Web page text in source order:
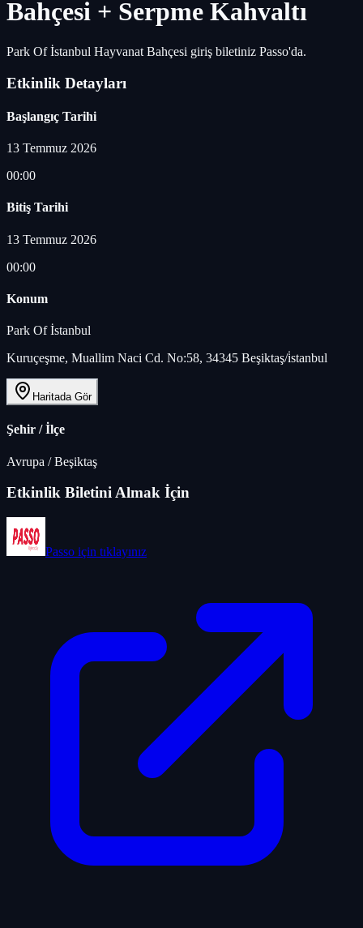
Bahçesi + Serpme Kahvaltı
Park Of İstanbul Hayvanat Bahçesi giriş biletiniz Passo'da.
Etkinlik Detayları
Başlangıç Tarihi
13 Temmuz 2026
00:00
Bitiş Tarihi
13 Temmuz 2026
00:00
Konum
Park Of İstanbul
Kuruçeşme, Muallim Naci Cd. No:58, 34345 Beşiktaş/i̇stanbul
Haritada Gör
Şehir / İlçe
Avrupa /Beşiktaş
Etkinlik Biletini Almak İçin
Passo için tıklayınız